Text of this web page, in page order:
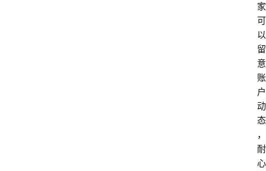
家
可
以
留
意
账
户
动
态
，
耐
心